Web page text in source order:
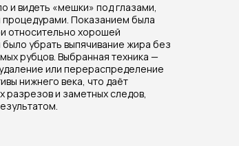
и видеть «мешки» под глазами,
Показанием была
относительно хорошей
убрать выпячивание жира без
рубцов. Выбранная техника —
или перераспределение
нижнего века, что даёт
и заметных следов,